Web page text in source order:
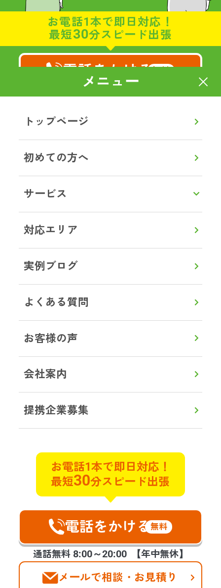
メニュー
トップページ
初めての方へ
サービス
対応エリア
実例ブログ
よくある質問
お客様の声
会社案内
提携企業募集
お電話1本で即日対応！
最短30分スピード出張
電話をかける無料
通話無料 8:00～20:00 【年中無休】
メールで相談・お見積り
お電話1本で即日対応！
最短30分スピード出張
電話をかける
通話無料8:00～20:00 【年中無休】
0120-357-664
通話無料8:00～20:00
メールで見積り・相談
初めての方へ対応エリアよくある質問
サービス
遺品整理遺品買取特殊清掃
不用品回収
貴重品探索ゴミ屋敷片付け遺品の合同供養
不動産整理･買取ハウスクリーニング空家整理
生前整理 福祉整理
お客様の声会社案内提携企業様の募集
©2025 days,Inc